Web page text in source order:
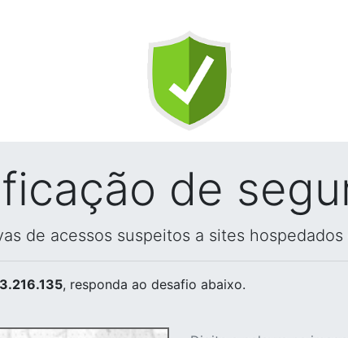
de
de acessos suspeitos a sites hospedados
, responda ao desafio abaixo.